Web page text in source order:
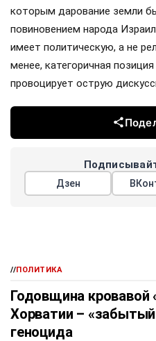
которым дарование земли
повиновением народа
имеет политическую, а не
менее, категоричная
провоцирует острую
Дзен
//ПОЛИТИКА
Годовщина кровавой
Хорватии –
геноцида